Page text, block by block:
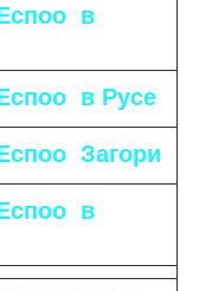
в
в Русе
Загори
в